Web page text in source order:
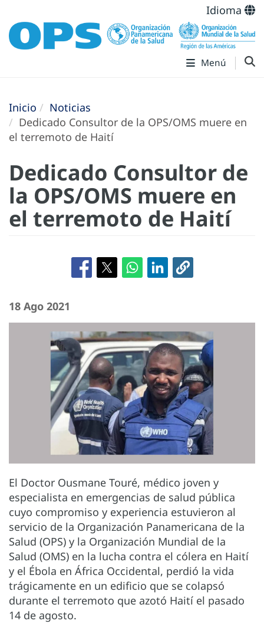
Idioma
Menú
Inicio
Noticias
Dedicado Consultor de la OPS/OMS muere en
el terremoto de Haití
Dedicado Consultor de
la OPS/OMS muere en
el terremoto de Haití
18 Ago 2021
El Doctor Ousmane Touré, médico joven y
especialista en emergencias de salud pública
cuyo compromiso y experiencia estuvieron al
servicio de la Organización Panamericana de la
Salud (OPS) y la Organización Mundial de la
Salud (OMS) en la lucha contra el cólera en Haití
y el Ébola en África Occidental, perdió la vida
trágicamente en un edificio que se colapsó
durante el terremoto que azotó Haití el pasado
14 de agosto.